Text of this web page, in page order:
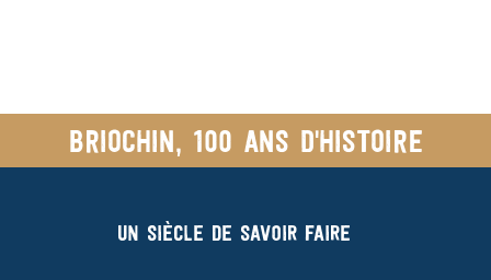
Briochin, 100 ans d'histoire
Un siècle de savoir faire